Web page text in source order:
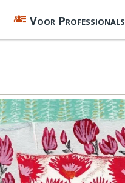
Voor Professionals